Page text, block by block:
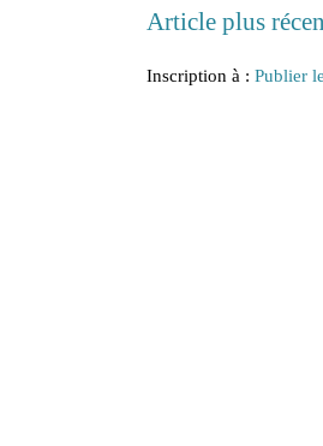
Article plus
Inscription à : Publier